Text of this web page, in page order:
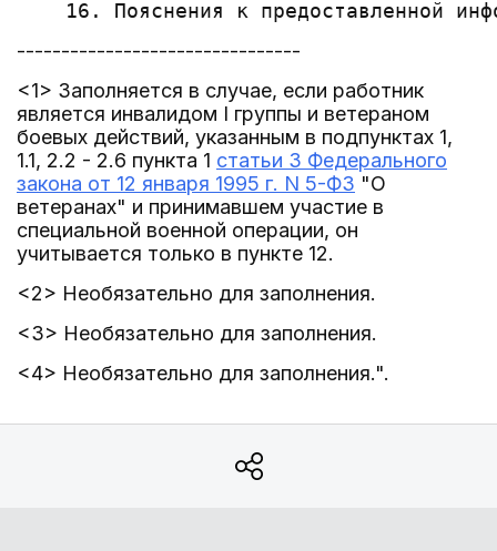
--------------------------------
<1> Заполняется в случае, если работник
является инвалидом I группы и ветераном
боевых действий, указанным в подпунктах 1,
1.1, 2.2 - 2.6 пункта 1 статьи 3 Федерального
закона от 12 января 1995 г. N 5-ФЗ "О
ветеранах" и принимавшем участие в
специальной военной операции, он
учитывается только в пункте 12.
<2> Необязательно для заполнения.
<3> Необязательно для заполнения.
<4> Необязательно для заполнения.".